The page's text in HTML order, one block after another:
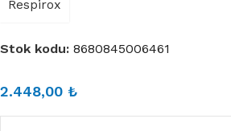
Respirox
Stok kodu: 8680845006461
2.448,00 ₺